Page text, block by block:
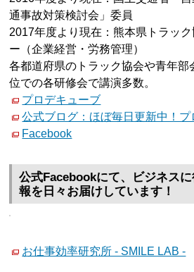
通事故対策検討会」委員
2017年度より現在：熊本県トラッ
ー（企業経営・労務管理）
各都道府県のトラック協会や青年部
位での各研修会で講演多数。
プロデキューブ
公式ブログ：ほぼ毎日更新中！
Facebook
公式Facebookにて、ビジネス
報を日々お届けしています！
お仕事効率研究所 - SMILE LAB -